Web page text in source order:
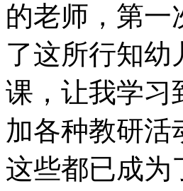
的老师，第一
了这所行知幼
课，让我学习
加各种教研活
这些都已成为